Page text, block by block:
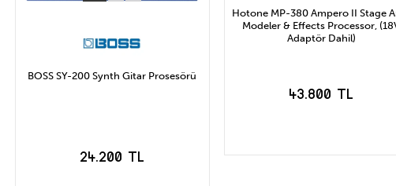
BOSS SY-200 Synth Gitar Prosesörü
24.200 TL
Hotone MP-380 Ampero II Stage
Modeler & Effects Processor,
Adaptör Dahil)
43.800 TL